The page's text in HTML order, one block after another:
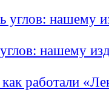
нашему
работали